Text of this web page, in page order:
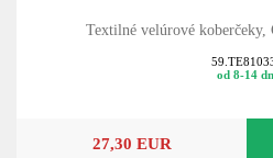
Textilné velúrové
od 8-14
27,30 EUR